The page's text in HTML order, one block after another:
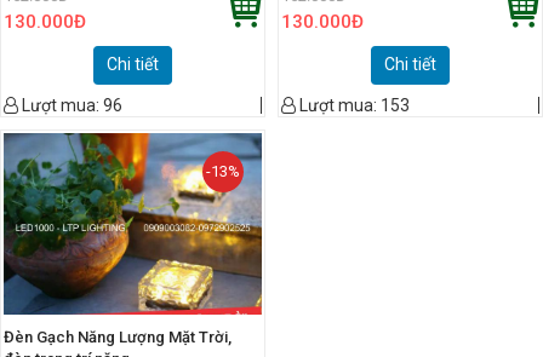
130.000Đ
Chi tiết
Lượt mua: 96
130.000Đ
Chi tiết
Lượt mua: 153
-13%
Đèn Gạch Năng Lượng Mặt Trời,